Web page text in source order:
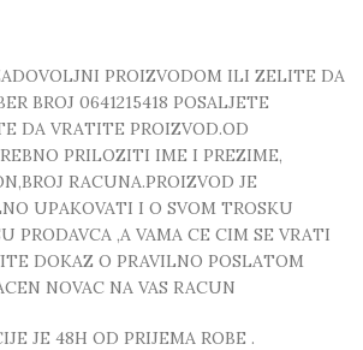
PROIZVODOM ILI ZELITE DA
BROJ 0641215418 POSALJETE
DA VRATITE PROIZVOD.OD
PRILOZITI IME I PREZIME,
RACUNA.PROIZVOD JE
UPAKOVATI I O SVOM TROSKU
PRODAVCA ,A VAMA CE CIM SE VRATI
DOKAZ O PRAVILNO POSLATOM
NOVAC NA VAS RACUN
JE 48H OD PRIJEMA ROBE .